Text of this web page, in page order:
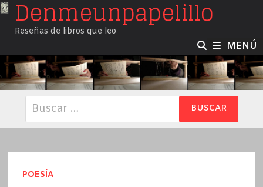
SaltarDenmeunpapelillo
Reseñas de libros que leo
MENÚ
Buscar:
POESÍA